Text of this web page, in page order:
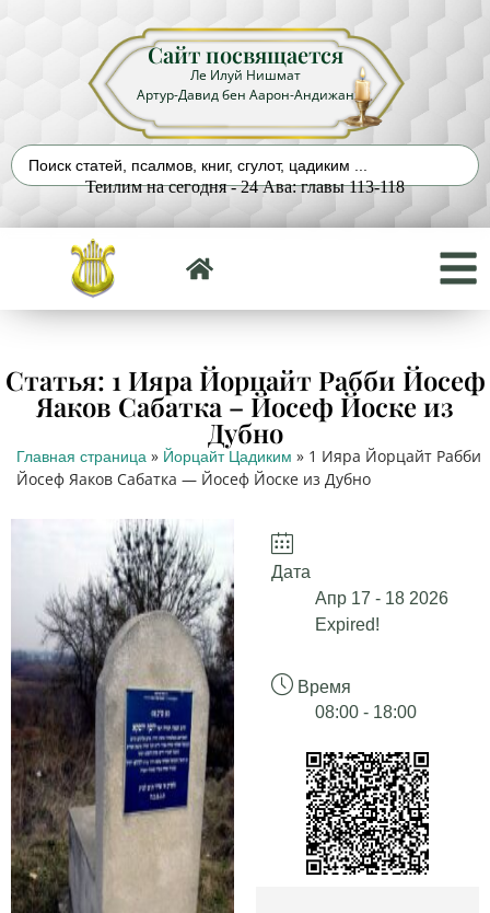
Сайт посвящается
Ле Илуй Нишмат
Артур-Давид бен Аарон-Андижан
Теилим на сегодня - 24 Ава: главы 113-118
Статья: 1 Ияра Йорцайт Рабби Йосеф
Яаков Сабатка – Йосеф Йоске из
Дубно
Главная страница » Йорцайт Цадиким » 1 Ияра Йорцайт Рабби
Йосеф Яаков Сабатка — Йосеф Йоске из Дубно
Дата
Апр 17 - 18 2026
Expired!
Время
08:00 - 18:00